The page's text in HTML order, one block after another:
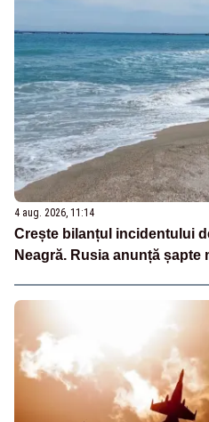
4 aug. 2026, 11:14
Crește bilanțul incidentului
Neagră. Rusia anunță șapte